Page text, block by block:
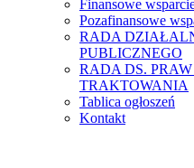
Finansowe
Pozafinansowe
RADA
PUBLICZNEGO
RADA DS.
TRAKTOWANIA
Tablica ogłoszeń
Kontakt